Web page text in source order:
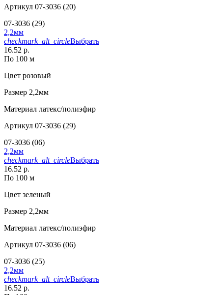
Артикул 07-3036 (20)
07-3036 (29)
2,2мм
checkmark_alt_circleВыбрать
16.52 р.
По 100 м
Цвет розовый
Размер 2,2мм
Материал латекс/полиэфир
Артикул 07-3036 (29)
07-3036 (06)
2,2мм
checkmark_alt_circleВыбрать
16.52 р.
По 100 м
Цвет зеленый
Размер 2,2мм
Материал латекс/полиэфир
Артикул 07-3036 (06)
07-3036 (25)
2,2мм
checkmark_alt_circleВыбрать
16.52 р.